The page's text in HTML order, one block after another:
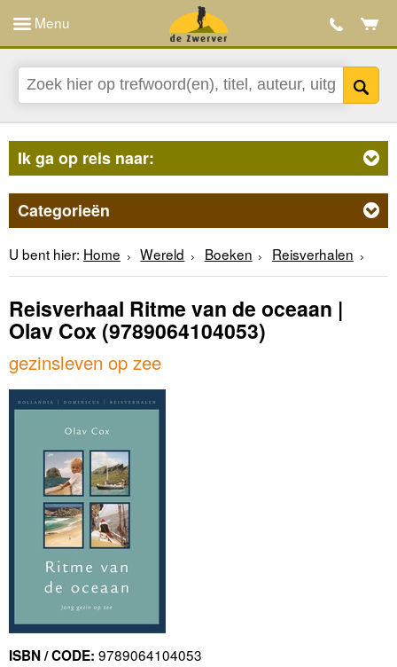
Menu
Ik ga op reis naar:
Categorieën
U bent hier: Home Wereld Boeken Reisverhalen
Reisverhaal Ritme van de oceaan |
Olav Cox (9789064104053)
gezinsleven op zee
ISBN / CODE: 9789064104053